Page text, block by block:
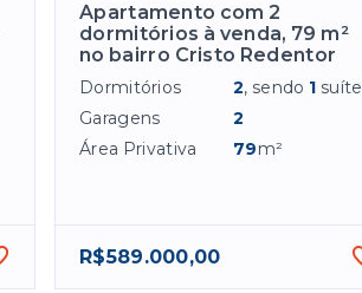
Apartamento com 2
dormitórios à venda, 79 m²
no bairro Cristo Redentor
Dormitórios 2, sendo 1 suíte
Garagens
2
Área Privativa
79m²
R$589.000,00